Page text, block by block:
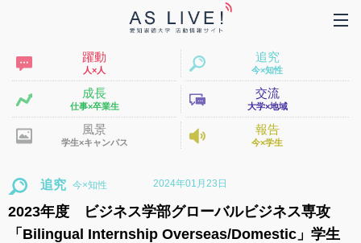
躍動
人×人
追究
今×知性
成長
仕事×卒業生
交流
大学×地域
風景
学生×キャンパス
報告
今×学生
追究 2024年01月23日
2023年度 ビジネス学部グローバルビジネス専攻
「Bilingual Internship Overseas/Domestic」学生